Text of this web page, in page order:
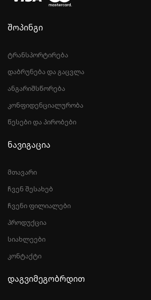
შოპინგი
ტრანსპორტირება
დაბრუნება და გაცვლა
ანგარიშსწორება
კონფიდენციალურობა
წესები და პირობები
ნავიგაცია
მთავარი
ჩვენ შესახებ
ჩვენი ფილიალები
პროდუქცია
სიახლეები
კონტაქტი
დაგვიმეგობრდით